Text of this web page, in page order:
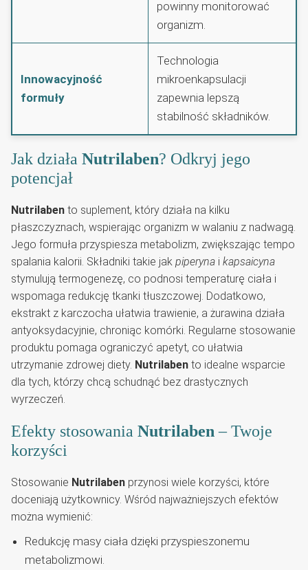
powinny monitorować
organizm.
Innowacyjność
formuły
Technologia
mikroenkapsulacji
zapewnia lepszą
stabilność składników.
Jak działa Nutrilaben? Odkryj jego
potencjał
Nutrilaben to suplement, który działa na kilku
płaszczyznach, wspierając organizm w walaniu z nadwagą.
Jego formuła przyspiesza metabolizm, zwiększając tempo
spalania kalorii. Składniki takie jak piperyna i kapsaicyna
stymulują termogenezę, co podnosi temperaturę ciała i
wspomaga redukcję tkanki tłuszczowej. Dodatkowo,
ekstrakt z karczocha ułatwia trawienie, a żurawina działa
antyoksydacyjnie, chroniąc komórki. Regularne stosowanie
produktu pomaga ograniczyć apetyt, co ułatwia
utrzymanie zdrowej diety. Nutrilaben to idealne wsparcie
dla tych, którzy chcą schudnąć bez drastycznych
wyrzeczeń.
Efekty stosowania Nutrilaben – Twoje
korzyści
Stosowanie Nutrilaben przynosi wiele korzyści, które
doceniają użytkownicy. Wśród najważniejszych efektów
można wymienić:
Redukcję masy ciała dzięki przyspieszonemu
metabolizmowi.